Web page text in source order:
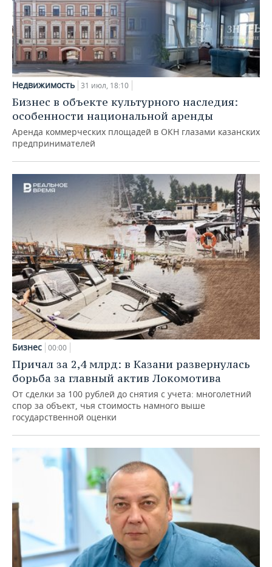
Недвижимость 31 июл, 18:10
Бизнес в объекте культурного наследия:
особенности национальной аренды
Аренда коммерческих площадей в ОКН глазами казанских
предпринимателей
Бизнес 00:00
Причал за 2,4 млрд: в Казани развернулась
борьба за главный актив Локомотива
От сделки за 100 рублей до снятия с учета: многолетний
спор за объект, чья стоимость намного выше
государственной оценки